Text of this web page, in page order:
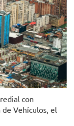
Foto: Alcaldía de Bogotá
con
Vehículos, el